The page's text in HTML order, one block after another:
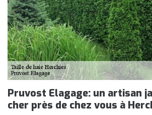
Pruvost Elagage: un artisan
cher près de chez vous à